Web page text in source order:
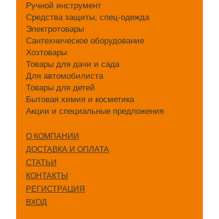
Ручной инструмент
Средства защиты, спец-одежда
Электротовары
Сантехническое оборудование
Хозтовары
Товары для дачи и сада
Для автомобилиста
Товары для детей
Бытовая химия и косметика
Акции и специальные предложения
О КОМПАНИИ
ДОСТАВКА И ОПЛАТА
СТАТЬИ
КОНТАКТЫ
РЕГИСТРАЦИЯ
ВХОД